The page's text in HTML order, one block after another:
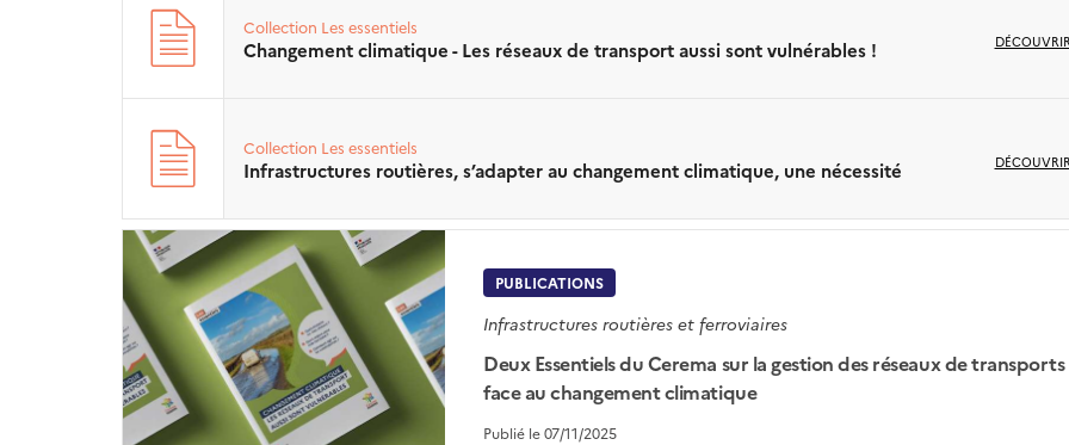
Collection Les essentiels
Changement climatique - Les réseaux de transport aussi sont vulnérables !
Collection Les essentiels
Infrastructures routières, s’adapter au changement climatique, une nécessité
PUBLICATIONS
Infrastructures routières et ferroviaires
Deux Essentiels du Cerema sur la gestion des réseaux de transports
face au changement climatique
Publié le 07/11/2025